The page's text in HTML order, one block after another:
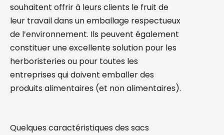
souhaitent offrir à leurs clients le fruit de
leur travail dans un emballage respectueux
de l’environnement. Ils peuvent également
constituer une excellente solution pour les
herboristeries ou pour toutes les
entreprises qui doivent emballer des
produits alimentaires (et non alimentaires).
Quelques caractéristiques des sacs